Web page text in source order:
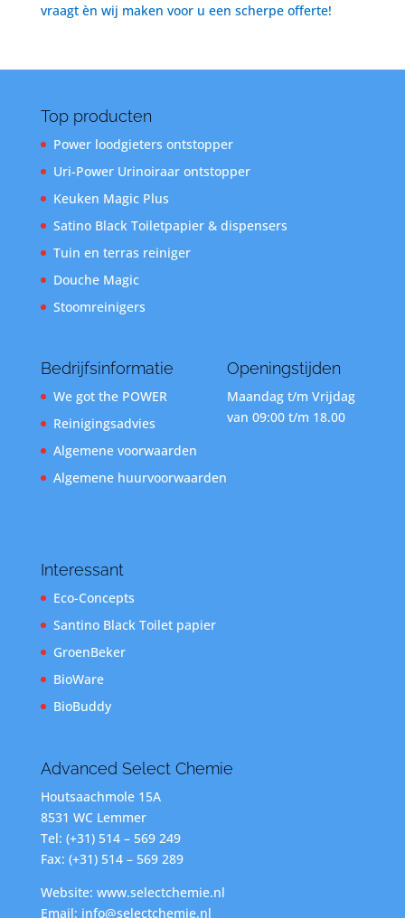
vraagt èn wij maken voor u een scherpe offerte!
Top producten
Power loodgieters ontstopper
Uri-Power Urinoiraar ontstopper
Keuken Magic Plus
Satino Black Toiletpapier & dispensers
Tuin en terras reiniger
Douche Magic
Stoomreinigers
Bedrijfsinformatie
We got the POWER
Reinigingsadvies
Algemene voorwaarden
Algemene huurvoorwaarden
Openingstijden
Maandag t/m Vrijdag
van 09:00 t/m 18.00
Interessant
Eco-Concepts
Santino Black Toilet papier
GroenBeker
BioWare
BioBuddy
Advanced Select Chemie
Houtsaachmole 15A
8531 WC Lemmer
Tel: (+31) 514 – 569 249
Fax: (+31) 514 – 569 289
Website: www.selectchemie.nl
Email: info@selectchemie.nl